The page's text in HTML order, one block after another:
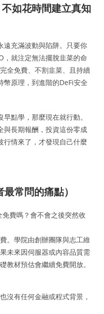
如花時間建立真知
遠充滿波動與陷阱。只要你
，就注定無法擺脫韭菜的命
全免費、不割韭菜、且持續
原理，到進階的DeFi安全
點學，那麼現在就行動。
與長期報酬，投資這份零成
行情來了，才發現自己什麼
常問的痛點）
費嗎？會不會之後突然收
。學院由創辦團隊與志工維
未來因伺服器或內容品質需
教材預估會繼續免費開放。
沒有任何金融或程式背景，